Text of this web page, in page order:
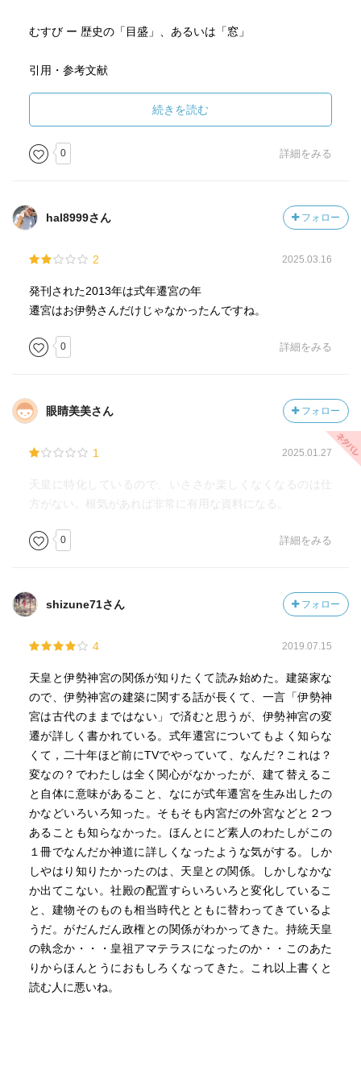
むすび ー 歴史の「目盛」、あるいは「窓」
引用・参考文献
続きを読む
0 詳細をみる
hal8999さん フォロー
2 2025.03.16
発刊された2013年は式年遷宮の年
遷宮はお伊勢さんだけじゃなかったんですね。
0 詳細をみる
眼睛美美さん フォロー
1 2025.01.27
天皇に特化しているので、いささか楽しくなくなるのは仕
方がない。根気があれば非常に有用な資料になる。
0 詳細をみる
shizune71さん フォロー
4 2019.07.15
天皇と伊勢神宮の関係が知りたくて読み始めた。建築家な
ので、伊勢神宮の建築に関する話が長くて、一言「伊勢神
宮は古代のままではない」で済むと思うが、伊勢神宮の変
遷が詳しく書かれている。式年遷宮についてもよく知らな
くて，二十年ほど前にTVでやっていて、なんだ？これは？
変なの？でわたしは全く関心がなかったが、建て替えるこ
と自体に意味があること、なにが式年遷宮を生み出したの
かなどいろいろ知った。そもそも内宮だの外宮などと２つ
あることも知らなかった。ほんとにど素人のわたしがこの
１冊でなんだか神道に詳しくなったような気がする。しか
しやはり知りたかったのは、天皇との関係。しかしなかな
か出てこない。社殿の配置すらいろいろと変化しているこ
と、建物そのものも相当時代とともに替わってきているよ
うだ。がだんだん政権との関係がわかってきた。持統天皇
の執念か・・・皇祖アマテラスになったのか・・このあた
りからほんとうにおもしろくなってきた。これ以上書くと
読む人に悪いね。